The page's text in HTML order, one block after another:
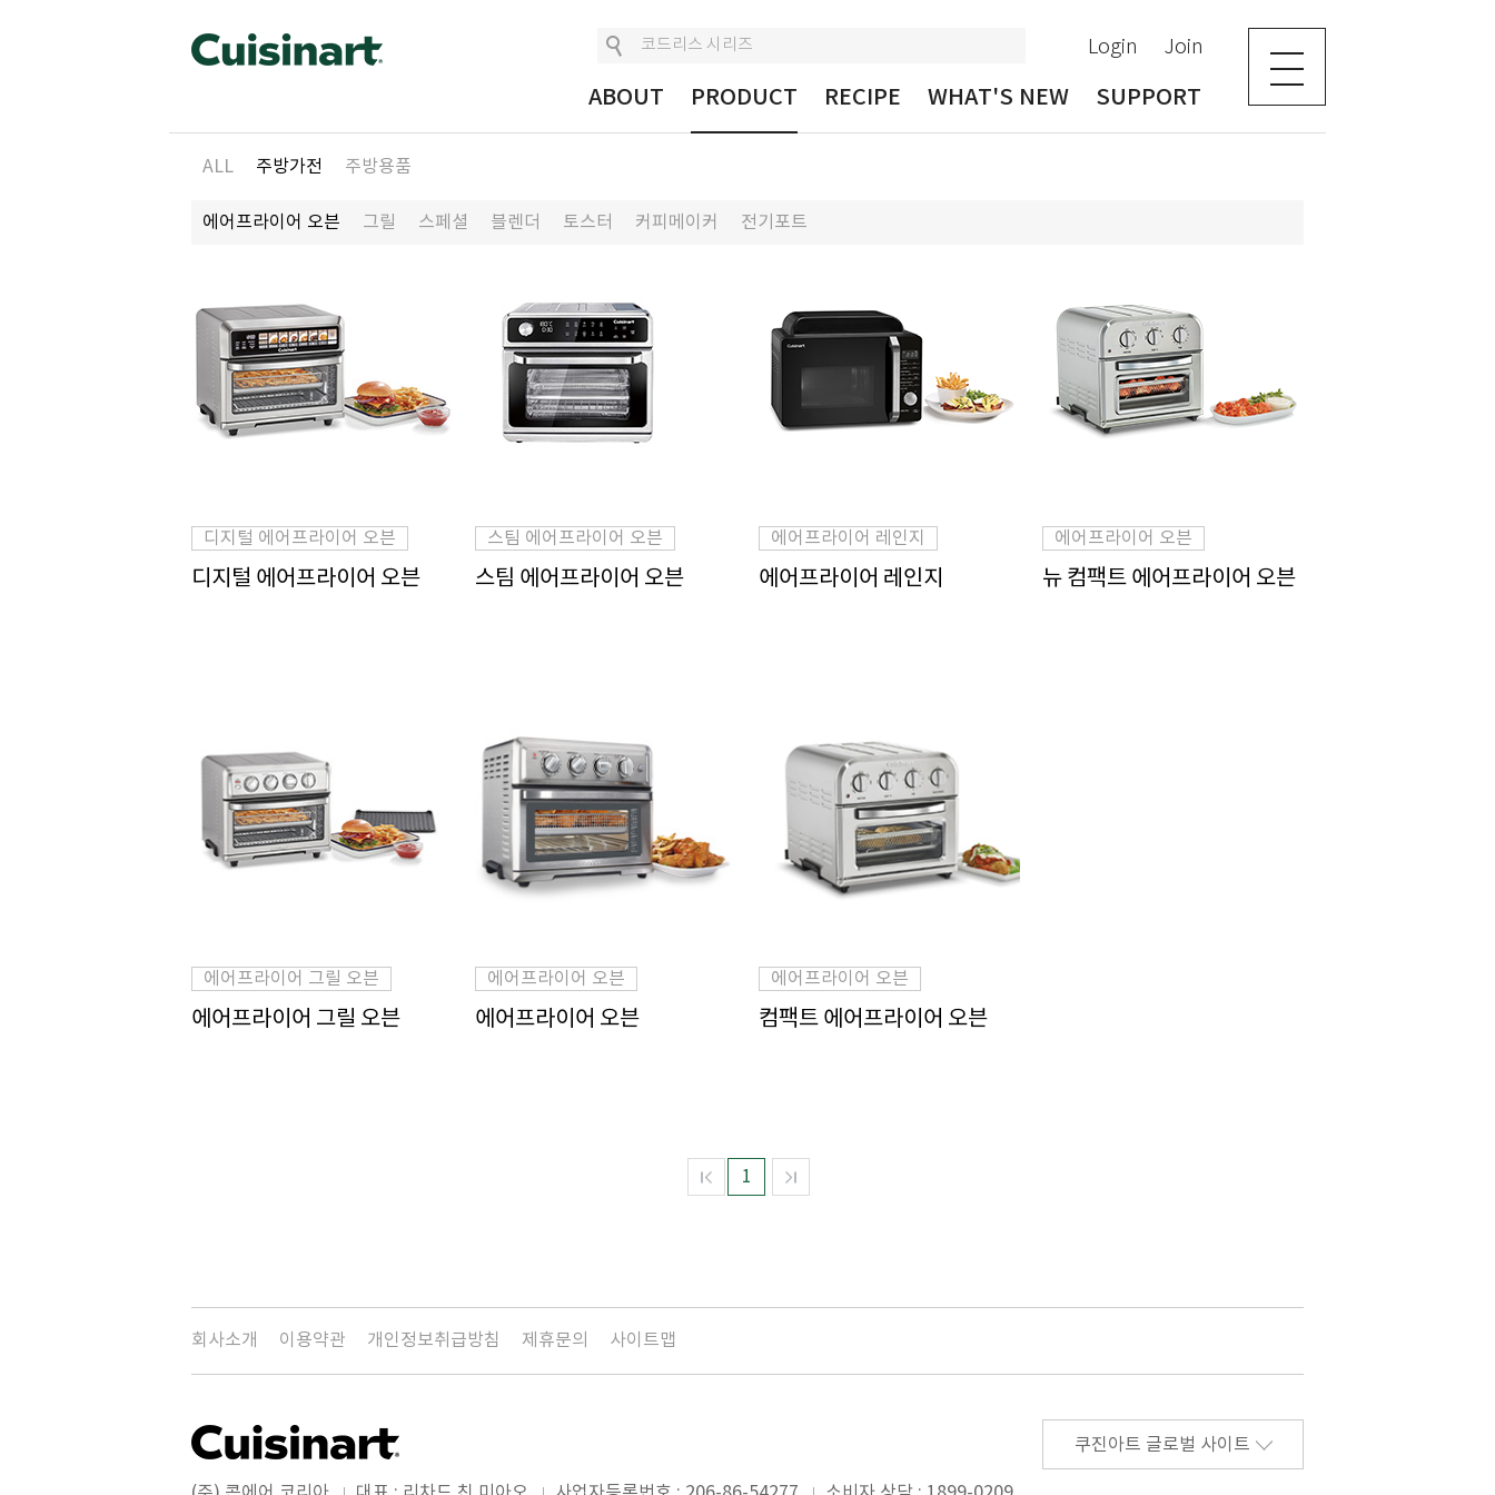
Login Join
ABOUT PRODUCT RECIPE WHAT'S NEW SUPPORT
ALL 주방가전 주방용품
에어프라이어 오븐 그릴 스페셜 블렌더 토스터 커피메이커 전기포트
디지털 에어프라이어 오븐
디지털 에어프라이어 오븐
스팀 에어프라이어 오븐
스팀 에어프라이어 오븐
에어프라이어 레인지
에어프라이어 레인지
에어프라이어 오븐
뉴 컴팩트 에어프라이어 오븐
에어프라이어 그릴 오븐
에어프라이어 그릴 오븐
에어프라이어 오븐
에어프라이어 오븐
에어프라이어 오븐
컴팩트 에어프라이어 오븐
1
회사소개 이용약관 개인정보취급방침 제휴문의 사이트맵
쿠진아트 글로벌 사이트